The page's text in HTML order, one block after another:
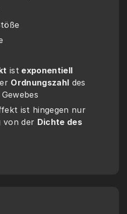
ist exponentiell
Ordnungszahl des
Der Comptoneffekt ist hingegen nur
von der Dichte des